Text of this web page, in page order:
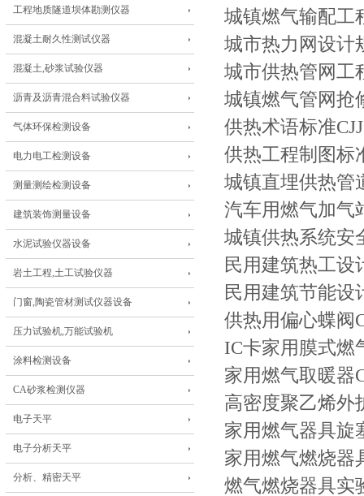
工程地质隧道坝体勘测仪器
混凝土耐久性测试仪器
混凝土,砂浆试验仪器
沥青及沥青混合料试验仪器
气体环保检测设备
电力电工检测设备
测量测绘检测设备
建筑装饰测量设备
水泥试验仪器设备
岩土工程,土工试验仪器
门窗,陶瓷管材测试仪器设备
压力试验机,万能试验机
涂料检测设备
CA砂浆检测仪器
电子天平
电子分析天平
分析、精密天平
城镇燃气输配工
城市热力网设计
城市供热管网工
城镇燃气管网抢
供热术语标准
供热工程制图标
城镇直埋供热管
汽车用燃气加气
城镇供热系统安
民用建筑热工设
民用建筑节能设
供热用偏心蝶阀
IC卡家用膜式燃
家用燃气取暖器
高密度聚乙烯外
家用燃气器具旋
家用燃气燃烧器
燃气燃烧器具